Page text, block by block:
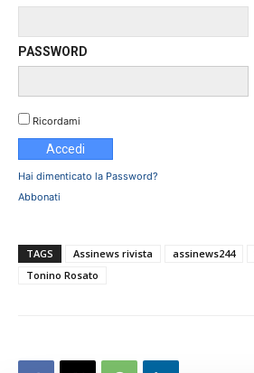
PASSWORD
Ricordami
Hai dimenticato la Password?
Abbonati
TAGS Assinews rivista assinews244
Tonino Rosato